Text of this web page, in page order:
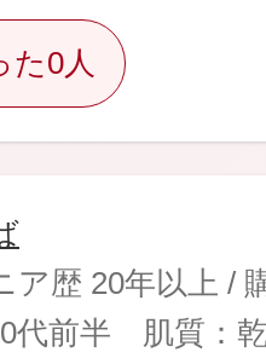
問
た0人
ア歴 20年以上 /
代前半 肌質：